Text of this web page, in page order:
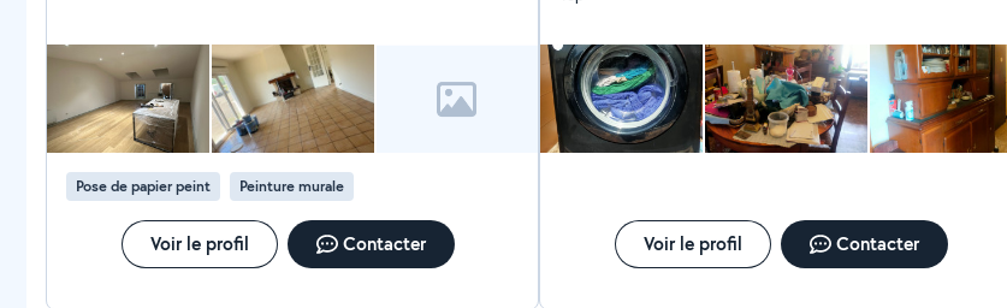
travail soigné, des tarifs compétitifs et la satisfaction
de chaque client. Devis gratuit Intervention rapide sur
Tournus et ses alentours.
Pose de papier peint Peinture murale
Voir le profil Contacter Voir le profil Contacter